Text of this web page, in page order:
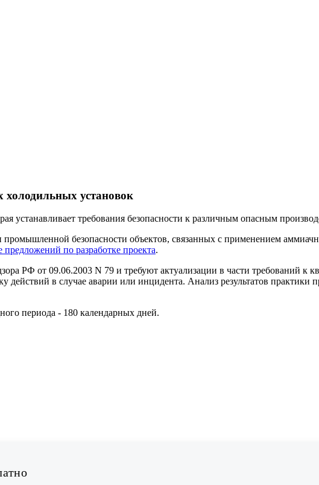
холодильных установок
устанавливает требования безопасности к различным опасным
промышленной безопасности объектов, связанных с применением
предложений по разработке проекта.
РФ от 09.06.2003 N 79 и требуют актуализации в части требований к
действий в случае аварии или инцидента. Анализ результатов
периода - 180 календарных дней.